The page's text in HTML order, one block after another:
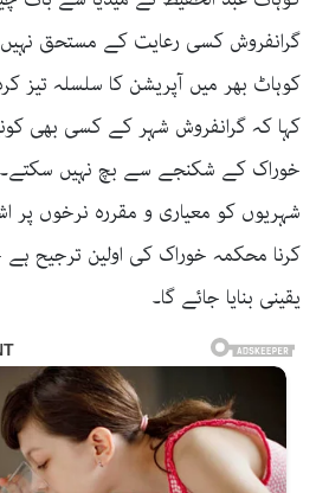
گرانفروش کسی رعایت کے مستحق
کوہاٹ بھر میں آپریشن کا سلسلہ تیز
کہا کہ گرانفروش شہر کے کسی بھی
خوراک کے شکنجے سے بچ نہیں سکتے۔
شہریوں کو معیاری و مقررہ نرخوں پر
کرنا محکمہ خوراک کی اولین ترجیح
یقینی بنایا جائے گا۔